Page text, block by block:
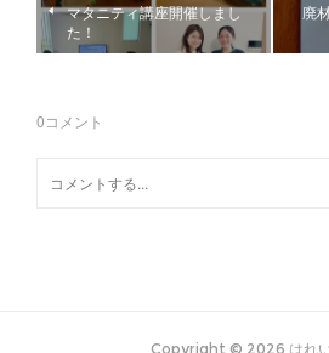
マタニティ講座開催しまし
た！
廃
0コメント
Copyright © 2026 はれ